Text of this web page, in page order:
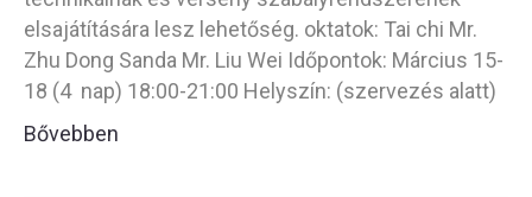
elsajátítására lesz lehetőség. oktatok: Tai chi Mr.
Zhu Dong Sanda Mr. Liu Wei Időpontok: Március 15-
18 (4 nap) 18:00-21:00 Helyszín: (szervezés alatt)
Bővebben